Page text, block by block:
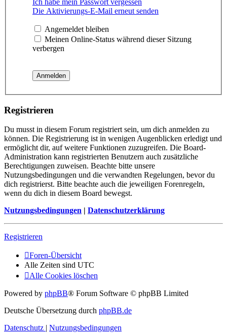
Die Aktivierungs-E-Mail erneut senden
Angemeldet bleiben
Meinen Online-Status während dieser Sitzung
verbergen
Registrieren
Du musst in diesem Forum registriert sein, um dich anmelden zu
können. Die Registrierung ist in wenigen Augenblicken erledigt und
ermöglicht dir, auf weitere Funktionen zuzugreifen. Die Board-
Administration kann registrierten Benutzern auch zusätzliche
Berechtigungen zuweisen. Beachte bitte unsere
Nutzungsbedingungen und die verwandten Regelungen, bevor du
dich registrierst. Bitte beachte auch die jeweiligen Forenregeln,
wenn du dich in diesem Board bewegst.
Nutzungsbedingungen | Datenschutzerklärung
Registrieren
Foren-Übersicht
Alle Zeiten sind UTC
Alle Cookies löschen
Powered by phpBB® Forum Software © phpBB Limited
Deutsche Übersetzung durch phpBB.de
Datenschutz | Nutzungsbedingungen